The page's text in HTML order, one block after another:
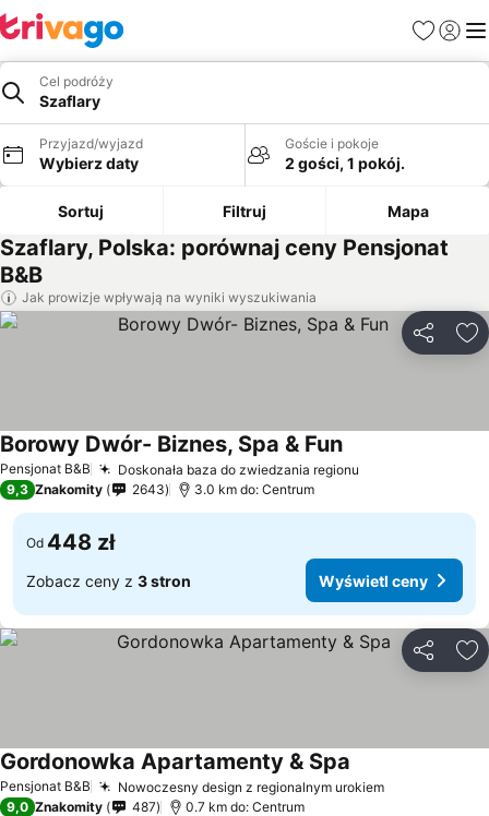
Ulubione
Cel podróży
Szaflary
Przyjazd/wyjazd
Wybierz daty
Goście i pokoje
2 gości, 1 pokój.
Sortuj Filtruj Mapa
Szaflary, Polska: porównaj ceny Pensjonat
B&B
Jak prowizje wpływają na wyniki wyszukiwania
Pensjonat B&B Doskonała baza do zwiedzania regionu
Borowy Dwór- Biznes, Spa & Fun
9,3 Znakomity 2643 3.0 km do: Centrum
Od 448 zł
Zobacz ceny z 3 stron Wyświetl ceny
Pensjonat B&B Nowoczesny design z regionalnym urokiem
Gordonowka Apartamenty & Spa
9,0 Znakomity 487 0.7 km do: Centrum